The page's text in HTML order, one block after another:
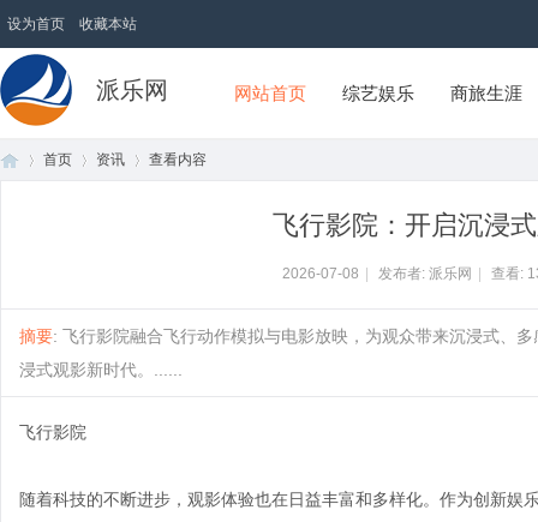
设为首页 收藏本站
派乐网 网站首页 综艺娱乐 商旅生涯
首页 资讯 查看内容
飞行影院：开启沉浸
2026-07-08 发布者: 派乐网 查看:
摘要: 飞行影院融合飞行动作模拟与电影放映，为观众带来沉浸式、
浸式观影新时代。......
飞行影院
随着科技的不断进步，观影体验也在日益丰富和多样化。作为创新